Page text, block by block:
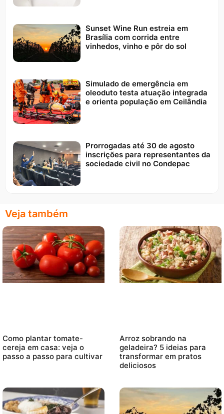
Sunset Wine Run estreia em
Brasília com corrida entre
vinhedos, vinho e pôr do sol
Simulado de emergência em
oleoduto testa atuação integrada
e orienta população em Ceilândia
Prorrogadas até 30 de agosto
inscrições para representantes da
sociedade civil no Condepac
Veja também
Como plantar tomate-
cereja em casa: veja o
passo a passo para cultivar
Arroz sobrando na
geladeira? 5 ideias para
transformar em pratos
deliciosos